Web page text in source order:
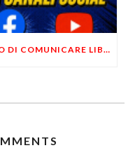
ARRIVA MOLIB, UN ALTRO MODO DI COMUNICARE LIBERTARIO